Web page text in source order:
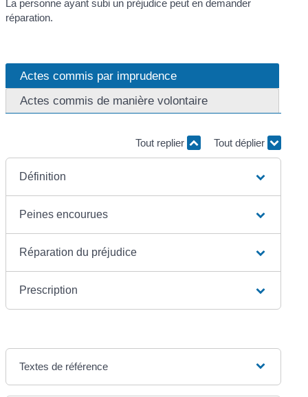
La personne ayant subi un préjudice peut en demander
réparation.
Actes commis par imprudence
Actes commis de manière volontaire
Tout replier Tout déplier
Définition
Peines encourues
Réparation du préjudice
Prescription
Textes de référence